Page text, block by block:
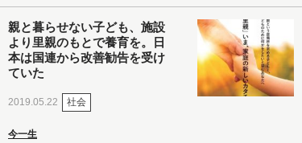
親と暮らせない子ども、施設
より里親のもとで養育を。日
本は国連から改善勧告を受け
ていた
2019.05.22 社会
今一生